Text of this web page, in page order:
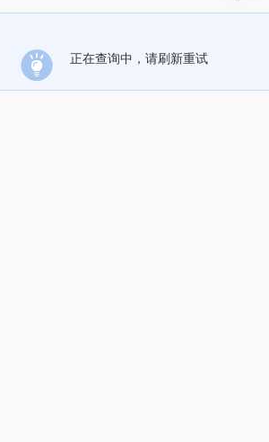
正在查询中，请刷新重试